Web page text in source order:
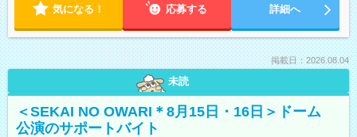
気になる！ 応募する 詳細へ
掲載日：2026.08.04
未読
＜SEKAI NO OWARI＊8月15日・16日＞ドーム
公演のサポートバイト